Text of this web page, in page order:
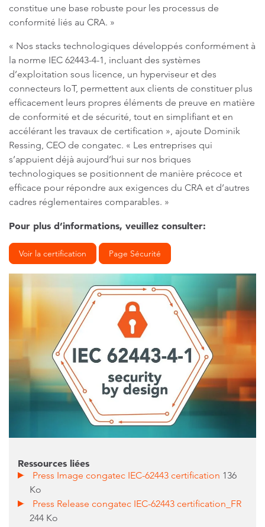
constitue une base robuste pour les processus de
conformité liés au CRA. »
« Nos stacks technologiques développés conformément à
la norme IEC 62443-4-1, incluant des systèmes
d’exploitation sous licence, un hyperviseur et des
connecteurs IoT, permettent aux clients de constituer plus
efficacement leurs propres éléments de preuve en matière
de conformité et de sécurité, tout en simplifiant et en
accélérant les travaux de certification », ajoute Dominik
Ressing, CEO de congatec. « Les entreprises qui
s’appuient déjà aujourd’hui sur nos briques
technologiques se positionnent de manière précoce et
efficace pour répondre aux exigences du CRA et d’autres
cadres réglementaires comparables. »
Pour plus d’informations, veuillez consulter:
Voir la certification Page Sécurité
Ressources liées
Press Image congatec IEC-62443 certification 136
Ko
Press Release congatec IEC-62443 certification_FR
244 Ko